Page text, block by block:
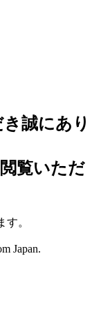
誠にあり
覧いただ
。
Japan.